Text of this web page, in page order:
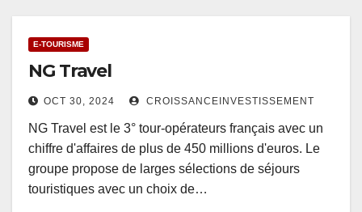
E-TOURISME
NG Travel
OCT 30, 2024 CROISSANCEINVESTISSEMENT
NG Travel est le 3° tour-opérateurs français avec un
chiffre d'affaires de plus de 450 millions d'euros. Le
groupe propose de larges sélections de séjours
touristiques avec un choix de…